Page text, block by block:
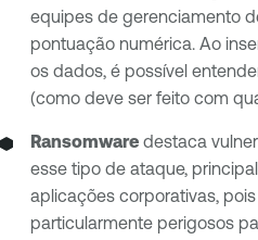
equipes de gerenciamento
pontuação numérica. Ao
os dados, é possível
(como deve ser feito com
Ransomware destaca
esse tipo de ataque,
aplicações corporativas,
particularmente perigosos